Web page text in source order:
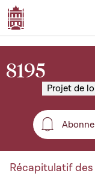
8195
Projet de
Récapitulatif